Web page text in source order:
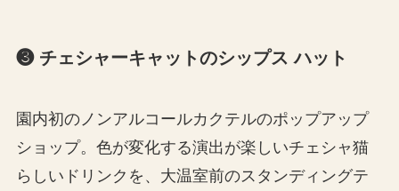
❸ チェシャーキャットのシップス ハット
園内初のノンアルコールカクテルのポップアップ
ショップ。色が変化する演出が楽しいチェシャ猫
らしいドリンクを、大温室前のスタンディングテ